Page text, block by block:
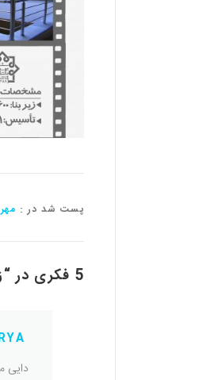
پست شد در :
5 فکری در “
دایی